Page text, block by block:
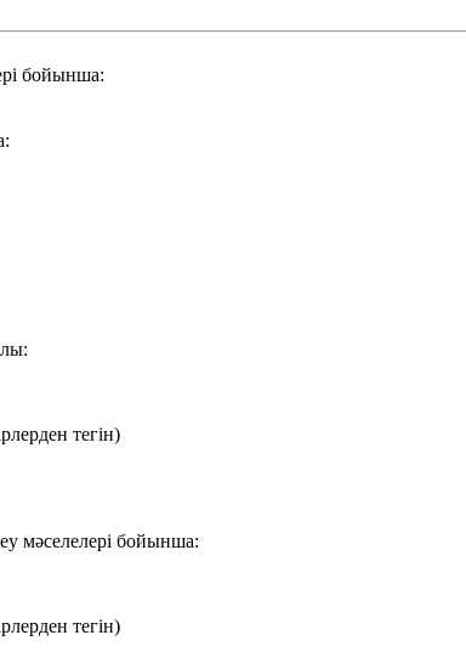
бойынша:
тегін)
мәселелері бойынша:
тегін)